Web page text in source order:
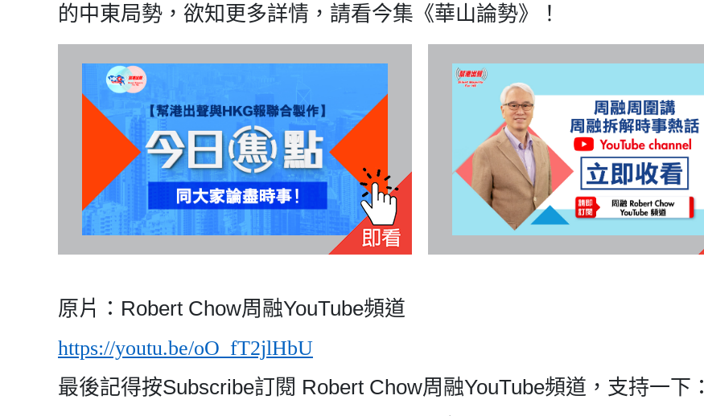
的中東局勢，欲知更多詳情，請看今集《華山論勢》！
原片：Robert Chow周融YouTube頻道
https://youtu.be/oO_fT2jlHbU
最後記得按Subscribe訂閱 Robert Chow周融YouTube頻道，支持一下：